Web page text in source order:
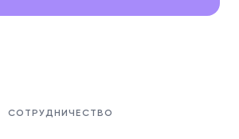
СОТРУДНИЧЕСТВО